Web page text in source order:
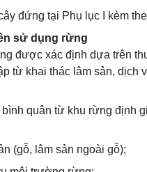
đứng tại Phụ lục I kèm
sử dụng rừng
được xác định dựa trên
từ khai thác lâm sản,
quân từ khu rừng định
(gỗ, lâm sản ngoài gỗ);